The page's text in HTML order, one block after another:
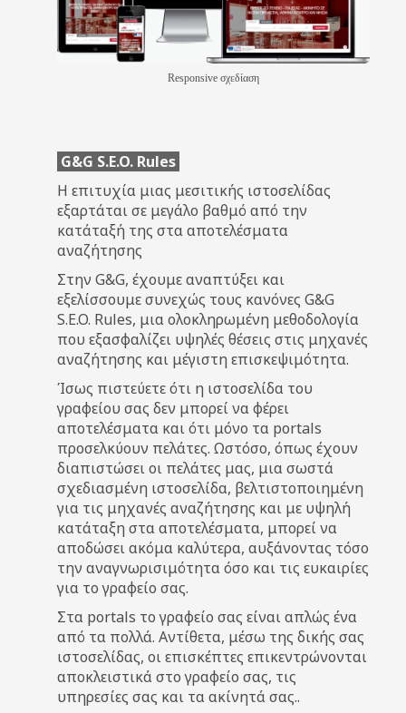
Responsive σχεδίαση
G&G S.E.O. Rules
Η επιτυχία μιας μεσιτικής ιστοσελίδας
εξαρτάται σε μεγάλο βαθμό από την
κατάταξή της στα αποτελέσματα
αναζήτησης
Στην G&G, έχουμε αναπτύξει και
εξελίσσουμε συνεχώς τους κανόνες G&G
S.E.O. Rules, μια ολοκληρωμένη μεθοδολογία
που εξασφαλίζει υψηλές θέσεις στις μηχανές
αναζήτησης και μέγιστη επισκεψιμότητα.
Ίσως πιστεύετε ότι η ιστοσελίδα του
γραφείου σας δεν μπορεί να φέρει
αποτελέσματα και ότι μόνο τα portals
προσελκύουν πελάτες. Ωστόσο, όπως έχουν
διαπιστώσει οι πελάτες μας, μια σωστά
σχεδιασμένη ιστοσελίδα, βελτιστοποιημένη
για τις μηχανές αναζήτησης και με υψηλή
κατάταξη στα αποτελέσματα, μπορεί να
αποδώσει ακόμα καλύτερα, αυξάνοντας τόσο
την αναγνωρισιμότητα όσο και τις ευκαιρίες
για το γραφείο σας.
Στα portals το γραφείο σας είναι απλώς ένα
από τα πολλά. Αντίθετα, μέσω της δικής σας
ιστοσελίδας, οι επισκέπτες επικεντρώνονται
αποκλειστικά στο γραφείο σας, τις
υπηρεσίες σας και τα ακίνητά σας..